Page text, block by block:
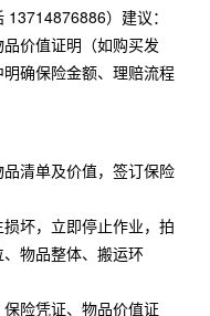
）建议：
价值证明（如购买发
确保险金额、理赔流程
清单及价值，签订保险
坏，立即停止作业，拍
物品整体、搬运环
险凭证、物品价值证